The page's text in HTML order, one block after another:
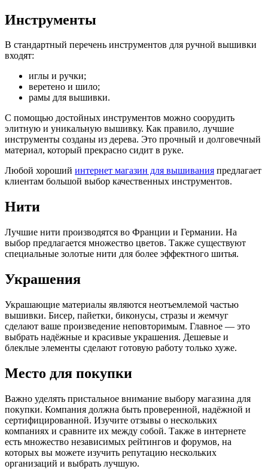
Инструменты
В стандартный перечень инструментов для ручной вышивки
входят:
иглы и ручки;
веретено и шило;
рамы для вышивки.
С помощью достойных инструментов можно соорудить
элитную и уникальную вышивку. Как правило, лучшие
инструменты созданы из дерева. Это прочный и долговечный
материал, который прекрасно сидит в руке.
Любой хороший интернет магазин для вышивания предлагает
клиентам большой выбор качественных инструментов.
Нити
Лучшие нити производятся во Франции и Германии. На
выбор предлагается множество цветов. Также существуют
специальные золотые нити для более эффектного шитья.
Украшения
Украшающие материалы являются неотъемлемой частью
вышивки. Бисер, пайетки, биконусы, стразы и жемчуг
сделают ваше произведение неповторимым. Главное — это
выбрать надёжные и красивые украшения. Дешевые и
блеклые элементы сделают готовую работу только хуже.
Место для покупки
Важно уделять пристальное внимание выбору магазина для
покупки. Компания должна быть проверенной, надёжной и
сертифицированной. Изучите отзывы о нескольких
компаниях и сравните их между собой. Также в интернете
есть множество независимых рейтингов и форумов, на
которых вы можете изучить репутацию нескольких
организаций и выбрать лучшую.